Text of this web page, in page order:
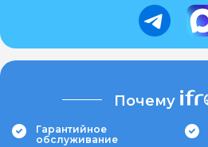
Почему
Гарантийное
обслуживание